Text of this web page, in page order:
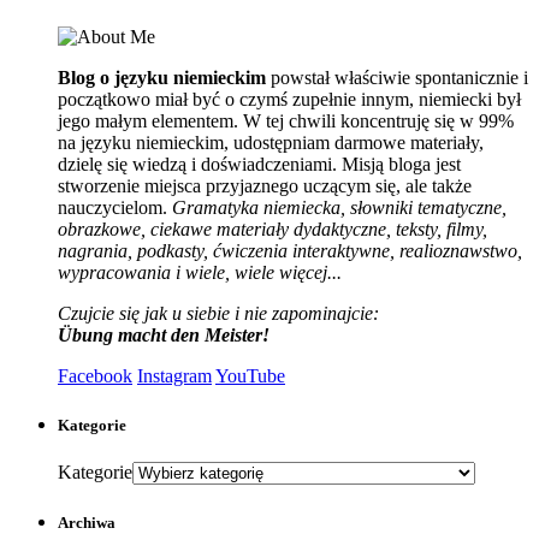
Blog o języku niemieckim powstał właściwie spontanicznie i
początkowo miał być o czymś zupełnie innym, niemiecki był
jego małym elementem. W tej chwili koncentruję się w 99%
na języku niemieckim, udostępniam darmowe materiały,
dzielę się wiedzą i doświadczeniami. Misją bloga jest
stworzenie miejsca przyjaznego uczącym się, ale także
nauczycielom. Gramatyka niemiecka, słowniki tematyczne,
obrazkowe, ciekawe materiały dydaktyczne, teksty, filmy,
nagrania, podkasty, ćwiczenia interaktywne, realioznawstwo,
wypracowania i wiele, wiele więcej...
Czujcie się jak u siebie i nie zapominajcie:
Übung macht den Meister!
Facebook InstagramYouTube
Kategorie
Kategorie
Archiwa